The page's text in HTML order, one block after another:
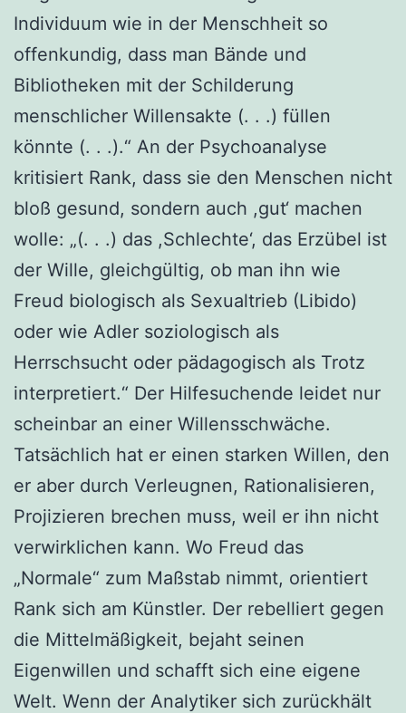
Individuum wie in der Menschheit so
offenkundig, dass man Bände und
Bibliotheken mit der Schilderung
menschlicher Willensakte (. . .) füllen
könnte (. . .).“ An der Psychoanalyse
kritisiert Rank, dass sie den Menschen nicht
bloß gesund, sondern auch ,gut‘ machen
wolle: „(. . .) das ,Schlechte‘, das Erzübel ist
der Wille, gleichgültig, ob man ihn wie
Freud biologisch als Sexualtrieb (Libido)
oder wie Adler soziologisch als
Herrschsucht oder pädagogisch als Trotz
interpretiert.“ Der Hilfesuchende leidet nur
scheinbar an einer Willensschwäche.
Tatsächlich hat er einen starken Willen, den
er aber durch Verleugnen, Rationalisieren,
Projizieren brechen muss, weil er ihn nicht
verwirklichen kann. Wo Freud das
„Normale“ zum Maßstab nimmt, orientiert
Rank sich am Künstler. Der rebelliert gegen
die Mittelmäßigkeit, bejaht seinen
Eigenwillen und schafft sich eine eigene
Welt. Wenn der Analytiker sich zurückhält